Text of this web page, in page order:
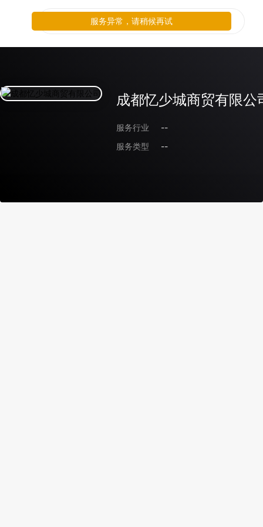
成都忆少城商贸有限公
服务行业
--
服务类型
--
服务异常，请稍候再试